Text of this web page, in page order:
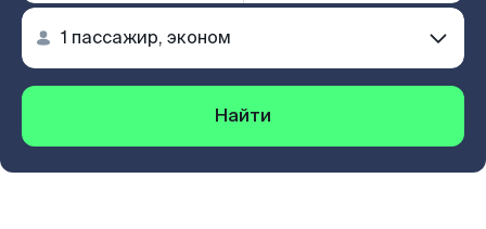
Найти